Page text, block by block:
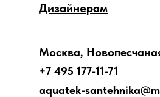
Дизайнерам
Москва,
+7 495 177-11-71
aquatek-